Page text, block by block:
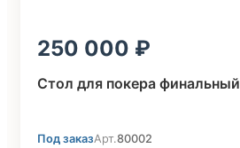
250 000
Стол для покера
Под заказАрт.80002